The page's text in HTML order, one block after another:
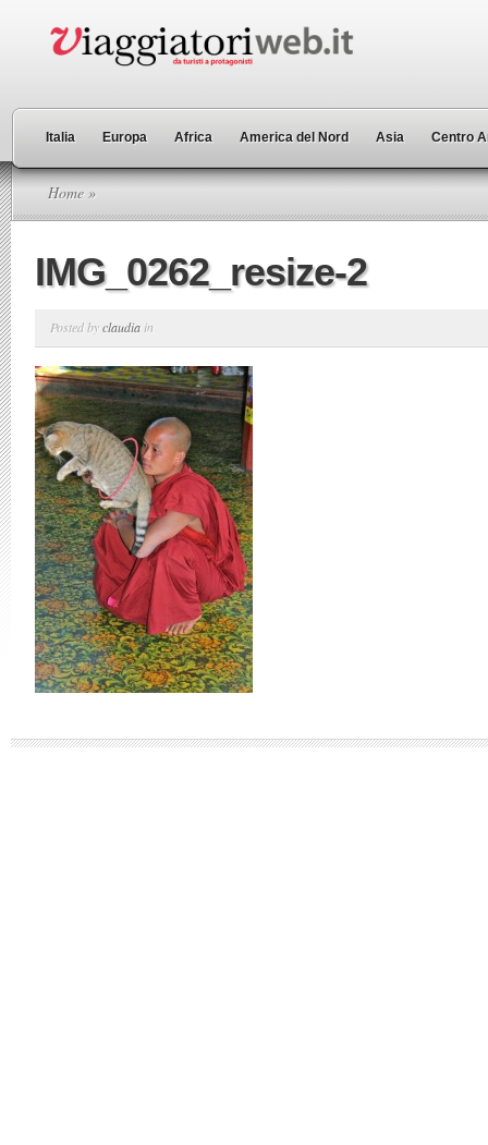
Italia Europa Africa America del Nord Asia Centro
Home »
IMG_0262_resize-2
Posted byclaudia in